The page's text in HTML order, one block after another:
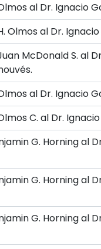
al Dr. Ignacio
Olmos al Dr.
McDonald S. al
al Dr. Ignacio
C. al Dr.
G. Horning al
G. Horning al
G. Horning al